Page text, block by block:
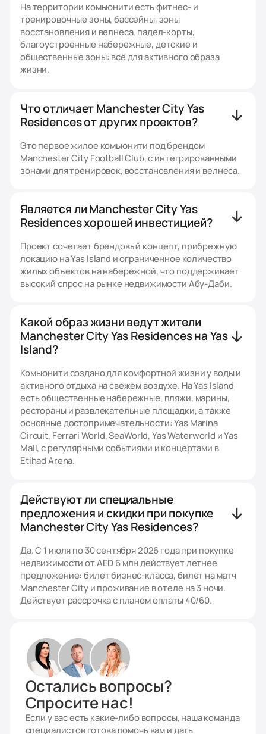
На территории комьюнити есть фитнес- и
тренировочные зоны, бассейны, зоны
восстановления и велнеса, падел-корты,
благоустроенные набережные, детские и
общественные зоны: всё для активного образа
жизни.
Что отличает Manchester City Yas
Residences от других проектов?
Это первое жилое комьюнити под брендом
Manchester City Football Club, с интегрированными
зонами для тренировок, восстановления и велнеса.
Является ли Manchester City Yas
Residences хорошей инвестицией?
Проект сочетает брендовый концепт, прибрежную
локацию на Yas Island и ограниченное количество
жилых объектов на набережной, что поддерживает
высокий спрос на рынке недвижимости Абу-Даби.
Какой образ жизни ведут жители
Manchester City Yas Residences на Yas
Island?
Комьюнити создано для комфортной жизни у воды и
активного отдыха на свежем воздухе. На Yas Island
есть общественные набережные, пляжи, марины,
рестораны и развлекательные площадки, а также
основные достопримечательности: Yas Marina
Circuit, Ferrari World, SeaWorld, Yas Waterworld и Yas
Mall, с регулярными событиями и концертами в
Etihad Arena.
Действуют ли специальные
предложения и скидки при покупке
Manchester City Yas Residences?
Да. С 1 июля по 30 сентября 2026 года при покупке
недвижимости от AED 6 млн действует летнее
предложение: билет бизнес-класса, билет на матч
Manchester City и проживание в отеле на 3 ночи.
Действует рассрочка с планом оплаты 40/60.
Остались вопросы?
Спросите нас!
Если у вас есть какие-либо вопросы, наша команда
специалистов готова помочь вам и дать